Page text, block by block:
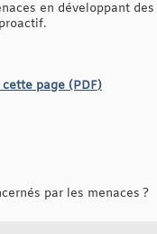
en développant
page (PDF)
par les menaces ?